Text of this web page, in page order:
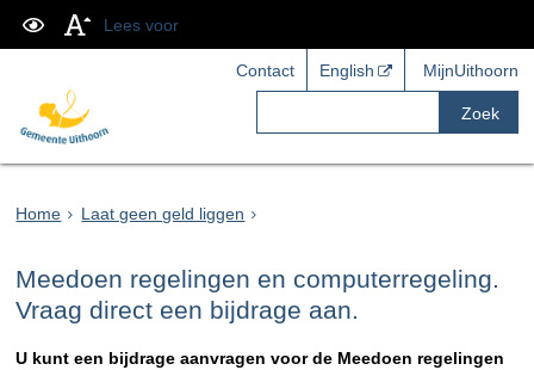
Lees voor
Contact English MijnUithoorn
Zoek
Home Laat geen geld liggen
Meedoen regelingen en computerregeling.
Vraag direct een bijdrage aan.
U kunt een bijdrage aanvragen voor de Meedoen regelingen